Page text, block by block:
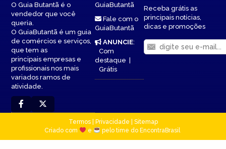
O Guia Butantã é o
vendedor que você
queria.
O GuiaButantã é um guia
de comércios e serviços,
que tem as
principais empresas e
profissionais nos mais
variados ramos de
atividade.
GuiaButantã
Fale com o
GuiaButantã
ANUNCIE:
Com
destaque|
Grátis
Receba grátis as
principais notícias,
dicas e promoções
Termos| Privacidade
Sitemap
Criado com
e pelo time do EncontraBrasil